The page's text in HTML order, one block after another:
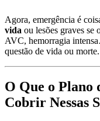
Agora, emergência é
vida ou lesões graves
AVC, hemorragia
questão de vida ou morte.
O Que o Plano
Cobrir Nessas